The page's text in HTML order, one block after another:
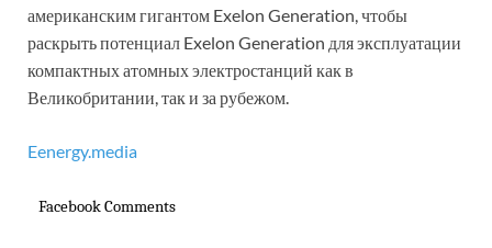
американским гигантом Exelon Generation, чтобы
раскрыть потенциал Exelon Generation для эксплуатации
компактных атомных электростанций как в
Великобритании, так и за рубежом.
Eenergy.media
Facebook Comments